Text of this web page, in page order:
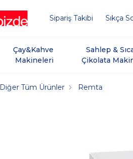
Sipariş Takibi Sıkça
Çay&Kahve
Makineleri
Sahlep &
Çikolata
Diğer Tüm Ürünler Remta